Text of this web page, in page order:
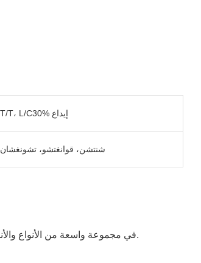
T/T، L/C30% إيداع
شنتشن، قوانغتشو، تشونغشان
يعد مورد مخرطة CNC من JSTOMI مثاليًا بكل التفاصيل. يوفر jstomi خيارات متنوعة للعملاء. يتوفر مورد مخرطة CNC في مجموعة واسعة من الأنواع والأنماط ، بجودة جيدة وبسعر معقول.